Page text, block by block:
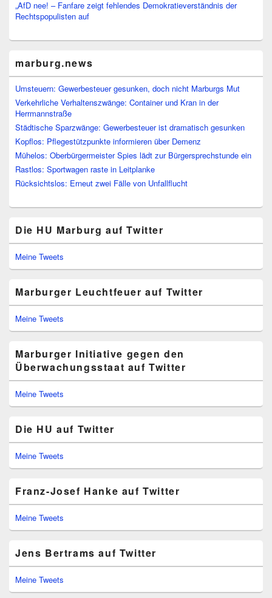
„AfD nee! – Fanfare zeigt fehlendes Demokratieverständnis der
Rechtspopulisten auf
marburg.news
Umsteuern: Gewerbesteuer gesunken, doch nicht Marburgs Mut
Verkehrliche Verhaltenszwänge: Container und Kran in der
Herrmannstraße
Städtische Sparzwänge: Gewerbesteuer ist dramatisch gesunken
Kopflos: Pflegestützpunkte informieren über Demenz
Mühelos: Oberbürgermeister Spies lädt zur Bürgersprechstunde ein
Rastlos: Sportwagen raste in Leitplanke
Rücksichtslos: Erneut zwei Fälle von Unfallflucht
Die HU Marburg auf Twitter
Meine Tweets
Marburger Leuchtfeuer auf Twitter
Meine Tweets
Marburger Initiative gegen den
Überwachungsstaat auf Twitter
Meine Tweets
Die HU auf Twitter
Meine Tweets
Franz-Josef Hanke auf Twitter
Meine Tweets
Jens Bertrams auf Twitter
Meine Tweets